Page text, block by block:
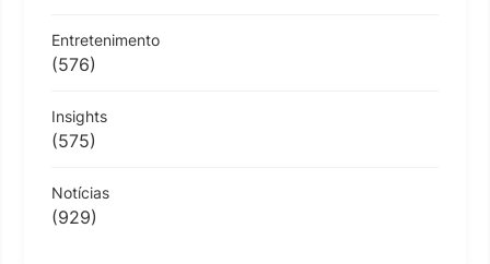
Entretenimento
(576)
Insights
(575)
Notícias
(929)